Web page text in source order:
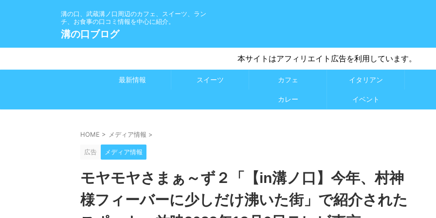
溝の口、武蔵溝ノ口周辺のカフェ、スイーツ、ラン
チ、お食事の口コミ情報を中心に紹介。
溝の口ブログ
本サイトはアフィリエイト広告を利用しています。
最新情報 スイーツ カフェ イタリアン
カレー イベント
HOME > メディア情報 >
広告 メディア情報
モヤモヤさまぁ～ず２「【in溝ノ口】今年、村神
様フィーバーに少しだけ沸いた街」で紹介された